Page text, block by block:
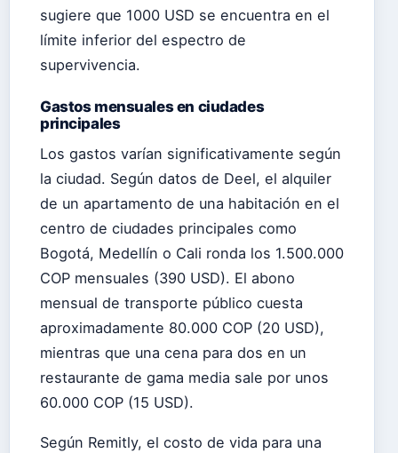
sugiere que 1000 USD se encuentra en el
límite inferior del espectro de
supervivencia.
Gastos mensuales en ciudades
principales
Los gastos varían significativamente según
la ciudad. Según datos de Deel, el alquiler
de un apartamento de una habitación en el
centro de ciudades principales como
Bogotá, Medellín o Cali ronda los 1.500.000
COP mensuales (390 USD). El abono
mensual de transporte público cuesta
aproximadamente 80.000 COP (20 USD),
mientras que una cena para dos en un
restaurante de gama media sale por unos
60.000 COP (15 USD).
Según Remitly, el costo de vida para una